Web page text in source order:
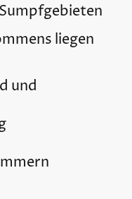
liegen
und